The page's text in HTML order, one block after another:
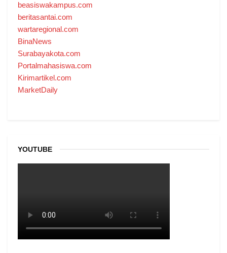
beasiswakampus.com
beritasantai.com
wartaregional.com
BinaNews
Surabayakota.com
Portalmahasiswa.com
Kirimartikel.com
MarketDaily
YOUTUBE